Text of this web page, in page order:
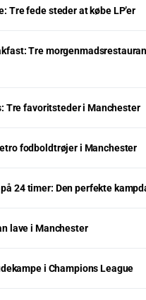
Tre fede steder at købe LP’er
Tre
Tre favoritsteder i Manchester
fodboldtrøjer i Manchester
24 timer: Den perfekte
lave i Manchester
i Champions League